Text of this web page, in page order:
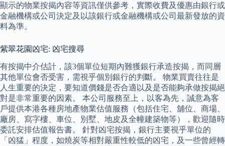
顯示的物業按揭內容等資訊僅供參考，實際收費及優惠由銀行或
金融機構或公司決定及以該銀行或金融機構或公司最新發放的資
料為準。
紫翠花園凶宅: 凶宅搜尋
有按揭中介估計，該3個單位短期內難獲銀行承造按揭，而同層
其他單位會否受害，需視乎個別銀行的判斷。 物業買賣往往是
人生重要的決定，要知道價錢是否合適以及是否能夠承做按揭絕
對是非常重要的因素。 本公司服務至上，以客為先，誠意為客
戶提供本港各種房地產物業估值服務（包括住宅、舖位、商場、
廠房、寫字樓、車位、別墅、地皮及全幢建築物等），歡迎隨時
委託安排估值報告書。 針對凶宅按揭，銀行主要視乎單位的
「凶猛」程度，如燒炭等相對嚴重性較低的凶宅，及一些曾經轉